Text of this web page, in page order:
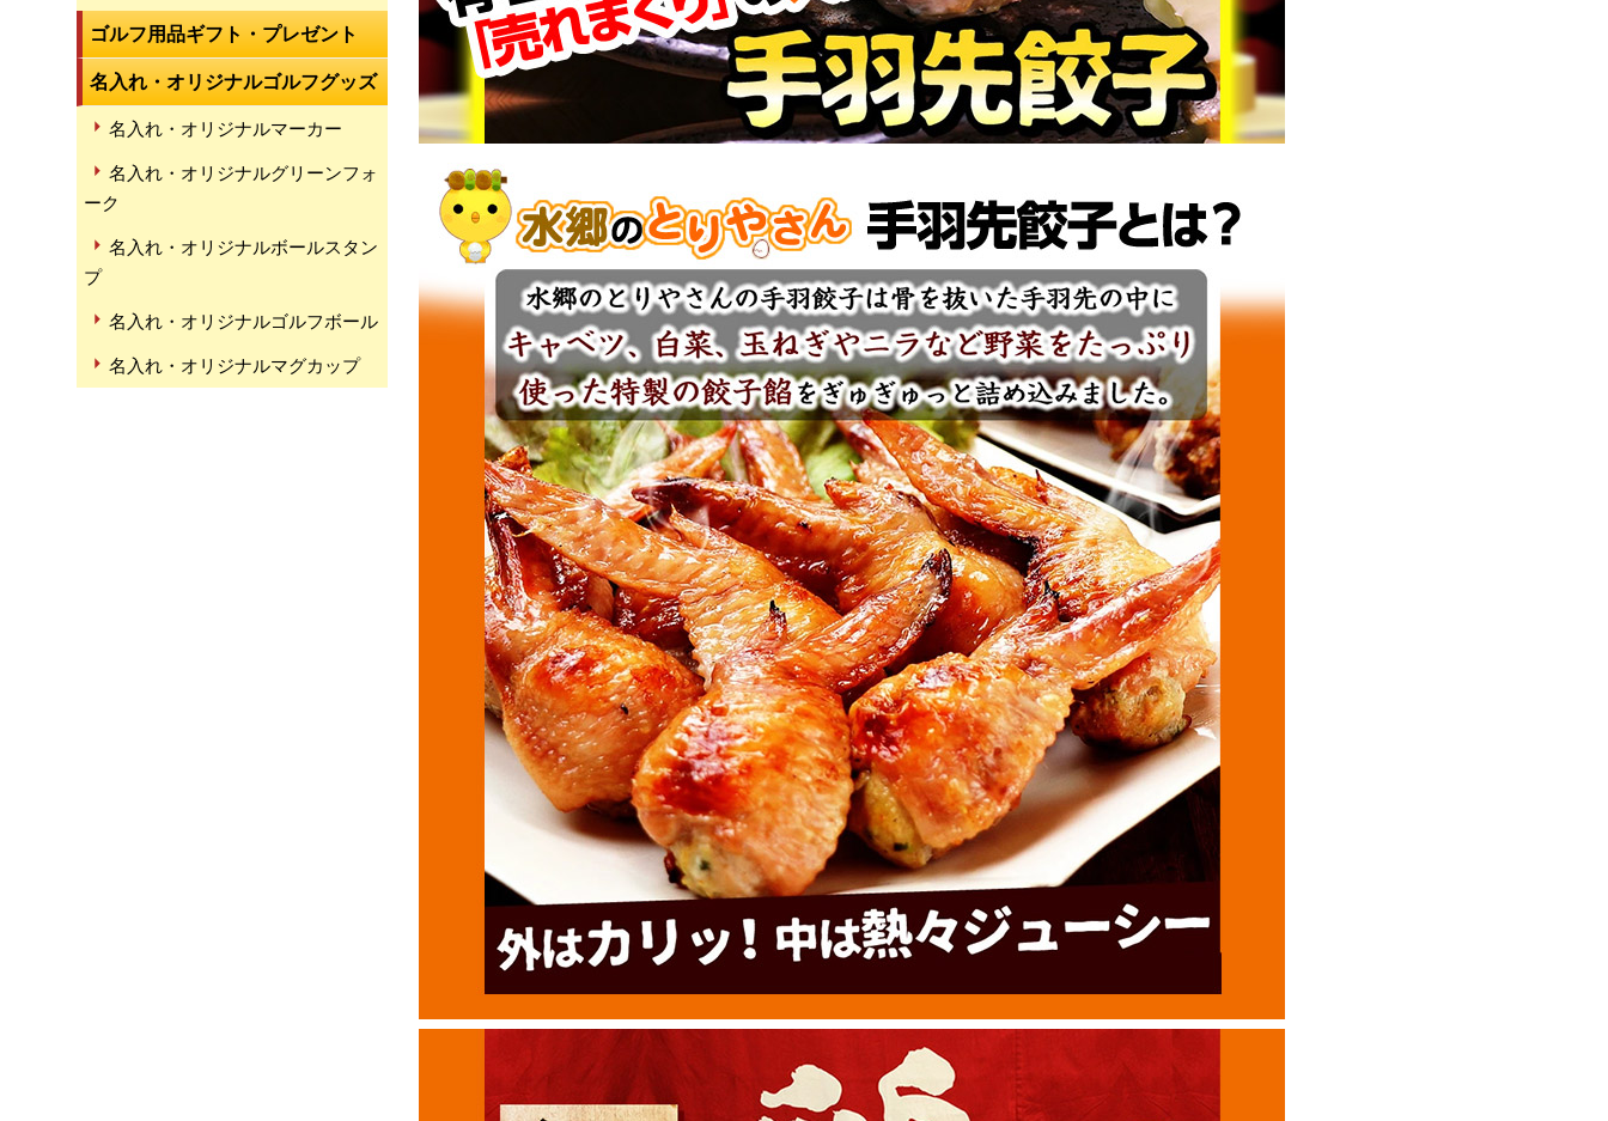
ゴルフ用品ギフト・プレゼント
名入れ・オリジナルゴルフグッズ
名入れ・オリジナルマーカー
名入れ・オリジナルグリーンフォ
ーク
名入れ・オリジナルボールスタン
プ
名入れ・オリジナルゴルフボール
名入れ・オリジナルマグカップ